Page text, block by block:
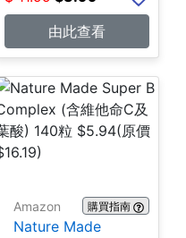
由此查看
Amazon 購買指南
Nature Made